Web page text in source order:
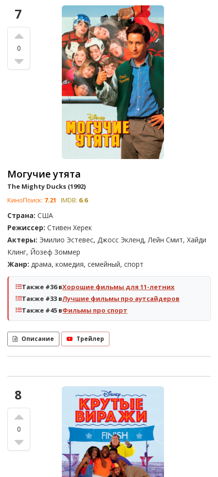
7
0
Могучие утята
The Mighty Ducks (1992)
КиноПоиск: 7.21 IMDB: 6.6
Страна: США
Режиссер: Стивен Херек
Актеры: Эмилио Эстевес, Джосс Экленд, Лейн Смит, Хайди
Клинг, Йозеф Зоммер
Жанр: драма, комедия, семейный, спорт
Также #36 вХорошие фильмы для 11-летних
Также #33 вЛучшие фильмы про аутсайдеров
Также #45 вФильмы про спорт
Описание Трейлер
8
0